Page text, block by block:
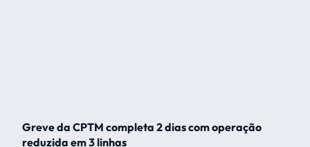
Greve da CPTM completa 2 dias com operação
reduzida em 3 linhas